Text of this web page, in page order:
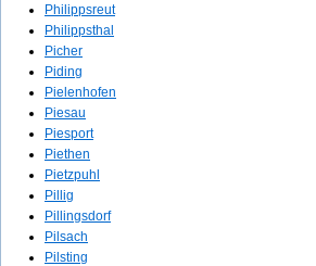
Philippsreut
Philippsthal
Picher
Piding
Pielenhofen
Piesau
Piesport
Piethen
Pietzpuhl
Pillig
Pillingsdorf
Pilsach
Pilsting